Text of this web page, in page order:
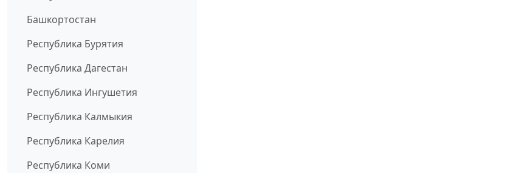
Башкортостан
Республика Бурятия
Республика Дагестан
Республика Ингушетия
Республика Калмыкия
Республика Карелия
Республика Коми